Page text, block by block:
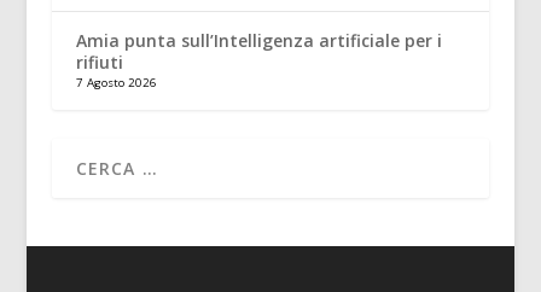
Amia punta sull’Intelligenza artificiale per i
rifiuti
7 Agosto 2026